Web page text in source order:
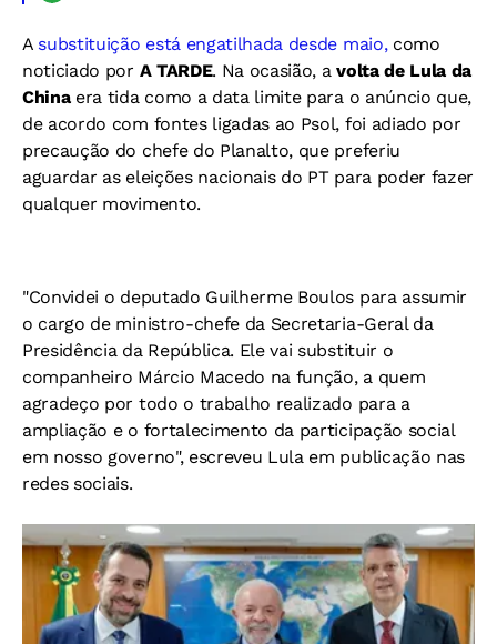
A substituição está engatilhada desde maio,como
noticiado por A TARDE. Na ocasião, avolta de Lula da
China era tida como a data limite para o anúncio que,
de acordo com fontes ligadas ao Psol, foi adiado por
precaução do chefe do Planalto, que preferiu
aguardar as eleições nacionais do PT para poder fazer
qualquer movimento.
"Convidei o deputado Guilherme Boulos para assumir
o cargo de ministro-chefe da Secretaria-Geral da
Presidência da República. Ele vai substituir o
companheiro Márcio Macedo na função, a quem
agradeço por todo o trabalho realizado para a
ampliação e o fortalecimento da participação social
em nosso governo", escreveu Lula em publicação nas
redes sociais.